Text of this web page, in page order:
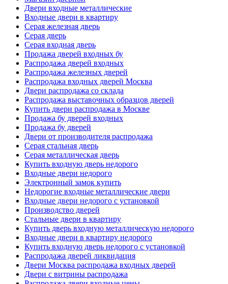
Двери входные металлические
Входные двери в квартиру
Серая железная дверь
Серая дверь
Серая входная дверь
Продажа дверей входных бу
Распродажа дверей входных
Распродажа железных дверей
Распродажа входных дверей Москва
Двери распродажа со склада
Распродажа выставочных образцов дверей
Купить двери распродажа в Москве
Продажа бу дверей входных
Продажа бу дверей
Двери от производителя распродажа
Серая стальная дверь
Серая металлическая дверь
Купить входную дверь недорого
Входные двери недорого
Электронный замок купить
Недорогие входные металлические двери
Входные двери недорого с установкой
Производство дверей
Стальные двери в квартиру
Купить дверь входную металлическую недорого
Входные двери в квартиру недорого
Купить входную дверь недорого с установкой
Распродажа дверей ликвидация
Двери Москва распродажа входных дверей
Двери с витрины распродажа